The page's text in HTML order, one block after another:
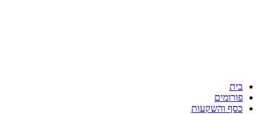
בית
פורומים
כסף והשקעות